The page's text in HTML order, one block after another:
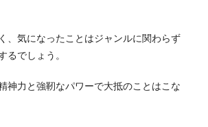
、気になったことはジャンルに関わらず
るでしょう。
神力と強靭なパワーで大抵のことはこな